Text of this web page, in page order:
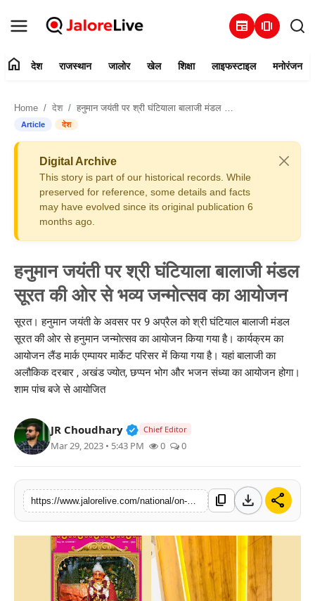
newspaper amp_stories
संपर्क करें
राजस्थान
खेल
शिक्षा
लाइफस्टाइल
मनोरंजन
विशेष
home देश राजस्थान जालोर खेल शिक्षा लाइफस्टाइल मनोरंजन
Home देश हनुमान जयंती पर श्री घंटियाला बालाजी मंडल सूरत की ओर से भव्य जन्मोत्सव का आयोजन
Article देश
Digital Archive
This story is part of our historical records. While
preserved for reference, some details and facts
may have evolved since its original publication 6
months ago.
हनुमान जयंती पर श्री घंटियाला बालाजी मंडल
सूरत की ओर से भव्य जन्मोत्सव का आयोजन
सूरत। हनुमान जयंती के अवसर पर 9 अप्रैल को श्री घंटियाल बालाजी मंडल
सूरत की ओर से हनुमान जन्मोत्सव का आयोजन किया गया है। कार्यक्रम का
आयोजन लैंड मार्क एम्पायर मार्केट परिसर में किया गया है। यहां बालाजी का
अलौकिक दरबार , अखंड ज्योत, छप्पन भोग और भजन संध्या का आयोजन होगा।
शाम पांच बजे से आयोजित
JR Choudhary Verified Public Figure • 30 Mar,
Chief Editor
Mar 29, 2023 • 5:43 PM 0 0
content_copy download share